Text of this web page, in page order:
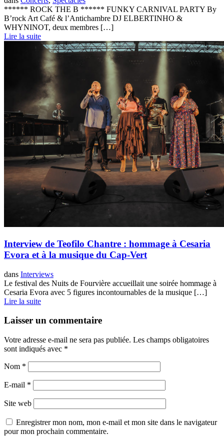
****** ROCK THE B ****** FUNKY CARNIVAL PARTY By
B’rock Art Café & l’Antichambre DJ ELBERTINHO &
WHYNINOT, deux membres […]
Lire la suite
Interview de Teofilo Chantre : hommage à Cesaria
Evora et à la musique du Cap-Vert
dans Interviews
Le festival des Nuits de Fourvière accueillait une soirée hommage à
Cesaria Evora avec 5 figures incontournables de la musique […]
Lire la suite
Laisser un commentaire
Votre adresse e-mail ne sera pas publiée. Les champs obligatoires
sont indiqués avec *
Nom *
E-mail *
Site web
Enregistrer mon nom, mon e-mail et mon site dans le navigateur
pour mon prochain commentaire.